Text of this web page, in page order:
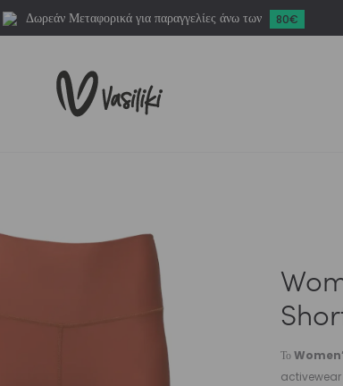
Δωρεάν Μεταφορικά για παραγγελίες άνω των 80€
Το
activewear
Medina
ποσότητα